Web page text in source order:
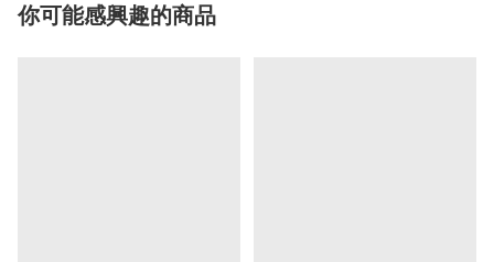
你可能感興趣的商品